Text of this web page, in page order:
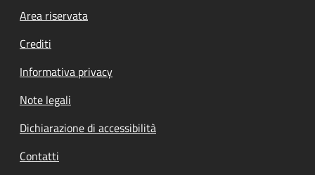
Footer menu
Area riservata
Crediti
Informativa privacy
Note legali
Dichiarazione di accessibilità
Contatti